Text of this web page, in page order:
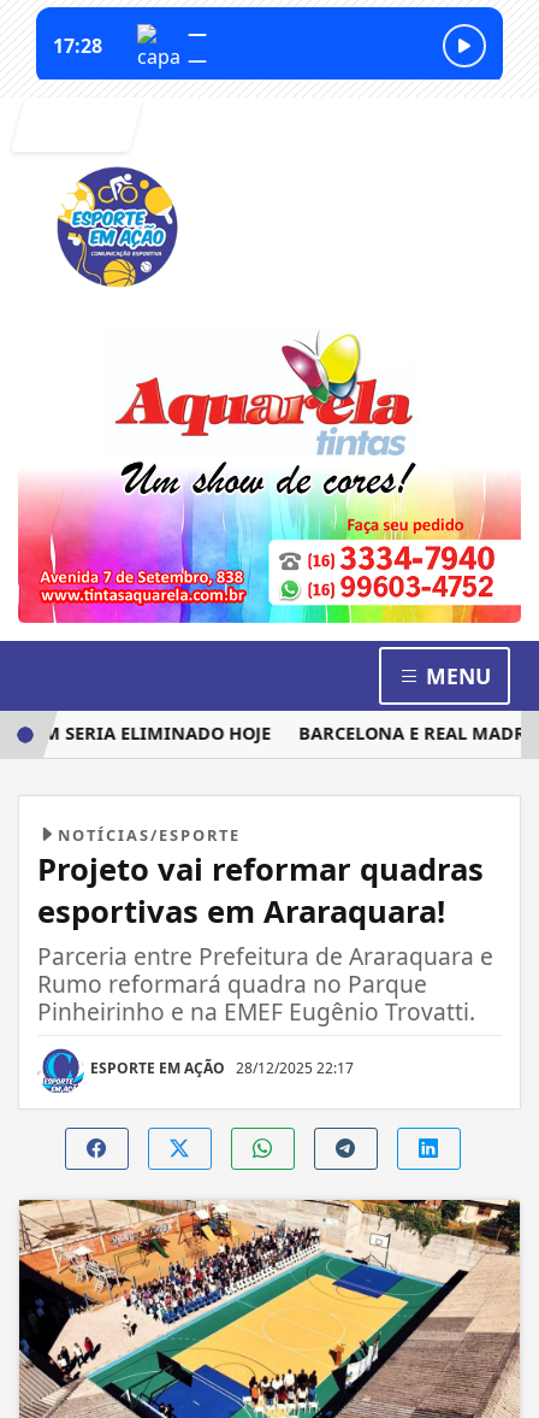
MENU
SERIA ELIMINADO HOJE BARCELONA E REAL MADRID
NOTÍCIAS/ESPORTE
Projeto vai reformar quadras
esportivas em Araraquara!
Parceria entre Prefeitura de Araraquara e
Rumo reformará quadra no Parque
Pinheirinho e na EMEF Eugênio Trovatti.
ESPORTE EM AÇÃO 28/12/2025 22:17